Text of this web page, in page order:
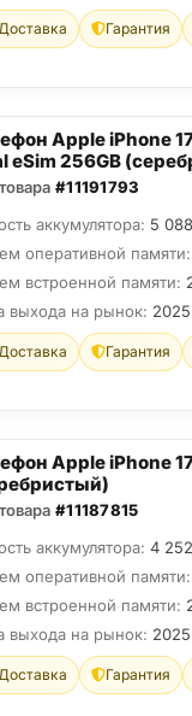
Гарантия
Apple iPhone
eSim 256GB
#11191793
аккумулятора: 5
оперативной памяти:
встроенной памяти:
выхода на рынок:
Гарантия
Apple iPhone
#11187815
аккумулятора: 4
оперативной памяти:
встроенной памяти:
выхода на рынок:
Гарантия